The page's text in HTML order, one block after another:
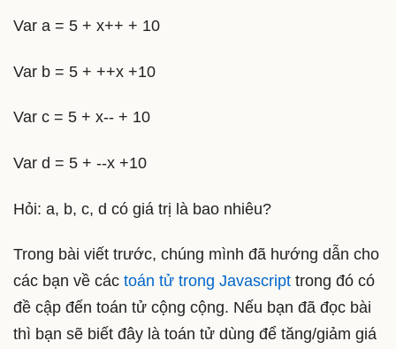
Var a = 5 + x++ + 10
Var b = 5 + ++x +10
Var c = 5 + x-- + 10
Var d = 5 + --x +10
Hỏi: a, b, c, d có giá trị là bao nhiêu?
Trong bài viết trước, chúng mình đã hướng dẫn cho
các bạn về các toán tử trong Javascript trong đó có
đề cập đến toán tử cộng cộng. Nếu bạn đã đọc bài
thì bạn sẽ biết đây là toán tử dùng để tăng/giảm giá